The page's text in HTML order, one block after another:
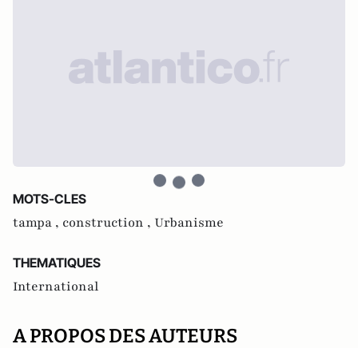
MOTS-CLES
tampa , construction , Urbanisme
THEMATIQUES
International
A PROPOS DES AUTEURS